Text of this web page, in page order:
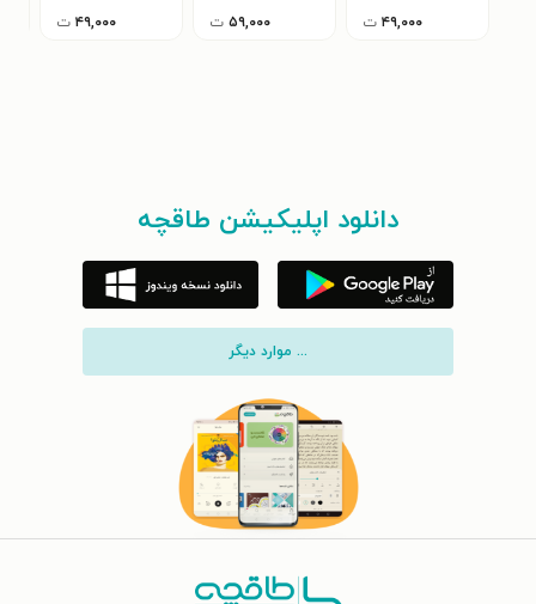
۴۹,۰۰۰ ت ۵۹,۰۰۰ ت ۴۹,۰۰۰ ت
دانلود اپلیکیشن طاقچه
... موارد دیگر